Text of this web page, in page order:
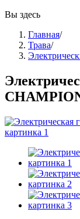
Вы здесь
Главная/
Трава/